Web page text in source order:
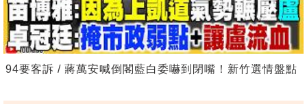
94要客訴 / 蔣萬安喊倒閣藍白委嚇到閉嘴！新竹選情盤點